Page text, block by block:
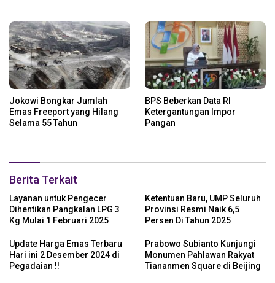
Jokowi Bongkar Jumlah
Emas Freeport yang Hilang
Selama 55 Tahun
BPS Beberkan Data RI
Ketergantungan Impor
Pangan
Berita Terkait
Layanan untuk Pengecer
Dihentikan Pangkalan LPG 3
Kg Mulai 1 Februari 2025
Ketentuan Baru, UMP Seluruh
Provinsi Resmi Naik 6,5
Persen Di Tahun 2025
Update Harga Emas Terbaru
Hari ini 2 Desember 2024 di
Pegadaian !!
Prabowo Subianto Kunjungi
Monumen Pahlawan Rakyat
Tiananmen Square di Beijing